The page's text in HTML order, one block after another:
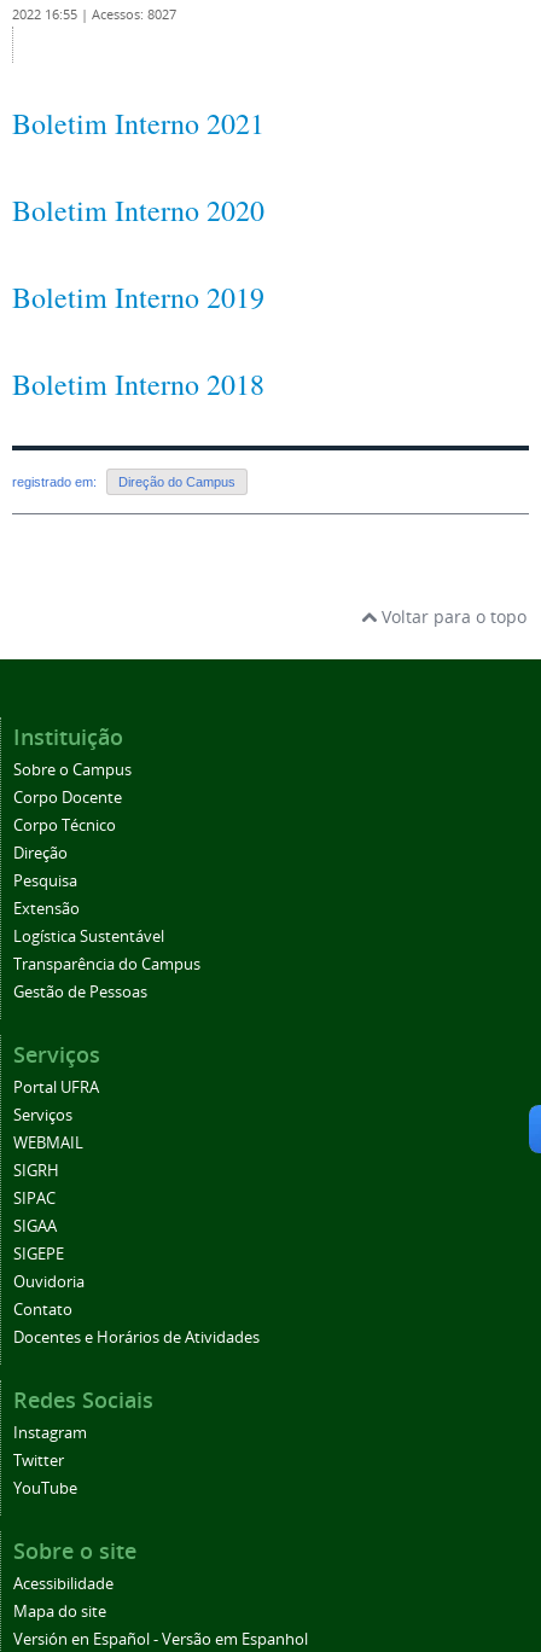
2022 16:55 | Acessos: 8027
Boletim Interno 2021
Boletim Interno 2020
Boletim Interno 2019
Boletim Interno 2018
registrado em: Direção do Campus
Voltar para o topo
Instituição
Sobre o Campus
Corpo Docente
Corpo Técnico
Direção
Pesquisa
Extensão
Logística Sustentável
Transparência do Campus
Gestão de Pessoas
Serviços
Portal UFRA
Serviços
WEBMAIL
SIGRH
SIPAC
SIGAA
SIGEPE
Ouvidoria
Contato
Docentes e Horários de Atividades
Redes Sociais
Instagram
Twitter
YouTube
Sobre o site
Acessibilidade
Mapa do site
Versión en Español - Versão em Espanhol